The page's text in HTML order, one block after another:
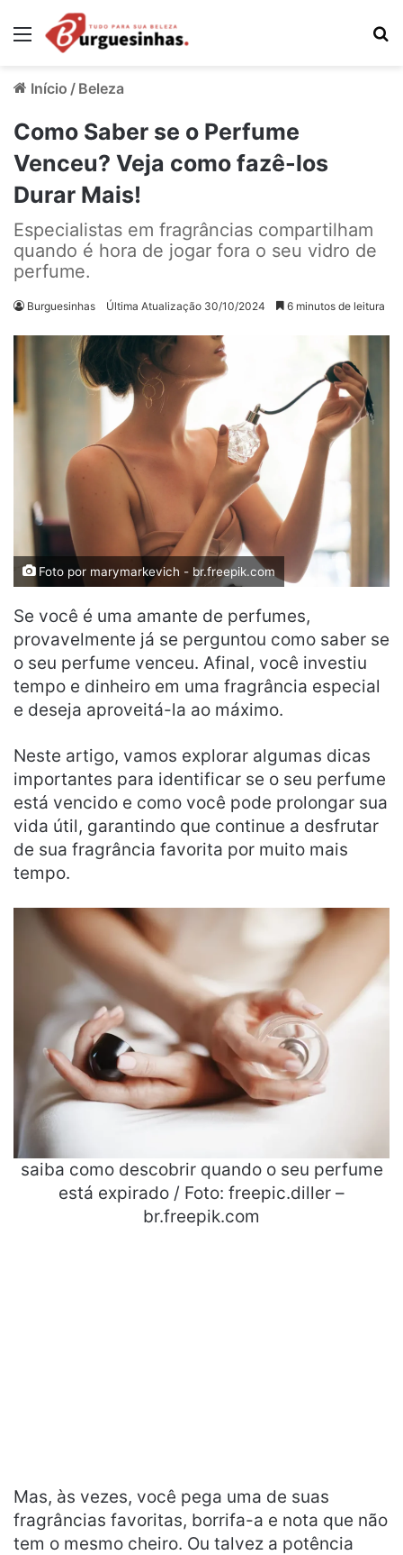
Menu
Início / Beleza
Como Saber se o Perfume
Venceu? Veja como fazê-los
Durar Mais!
Especialistas em fragrâncias compartilham
quando é hora de jogar fora o seu vidro de
perfume.
Burguesinhas Última Atualização 30/10/2024 6 minutos de leitura
Foto por marymarkevich - br.freepik.com
Se você é uma amante de perfumes,
provavelmente já se perguntou como saber se
o seu perfume venceu. Afinal, você investiu
tempo e dinheiro em uma fragrância especial
e deseja aproveitá-la ao máximo.
Neste artigo, vamos explorar algumas dicas
importantes para identificar se o seu perfume
está vencido e como você pode prolongar sua
vida útil, garantindo que continue a desfrutar
de sua fragrância favorita por muito mais
tempo.
saiba como descobrir quando o seu perfume
está expirado / Foto: freepic.diller –
br.freepik.com
Mas, às vezes, você pega uma de suas
fragrâncias favoritas, borrifa-a e nota que não
tem o mesmo cheiro. Ou talvez a potência